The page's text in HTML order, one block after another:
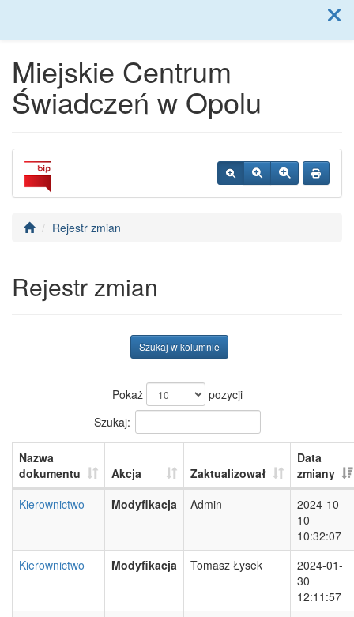
Menu
Miejskie Centrum
Świadczeń w Opolu
Rejestr zmian
Rejestr zmian
Szukaj w kolumnie
Pokaż
pozycji
Szukaj:
Nazwa
dokumentu
Akcja Zaktualizował
Data
zmiany
Kierownictwo
Modyfikacja Admin
2024-10-
10
10:32:07
Kierownictwo
Modyfikacja Tomasz Łysek
2024-01-
30
12:11:57